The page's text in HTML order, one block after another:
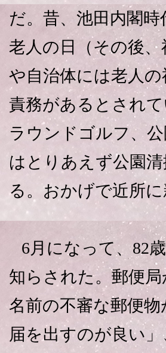
だ。昔、池田内閣時
老人の日（その後
や自治体には老人
責務があるとされ
ラウンドゴルフ、
はとりあえず公園
る。おかげで近所
6月になって、82
知らされた。郵便
名前の不審な郵便
届を出すのが良い